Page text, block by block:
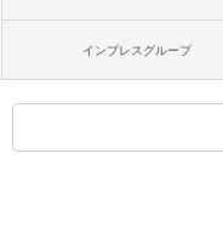
インプレスグループ